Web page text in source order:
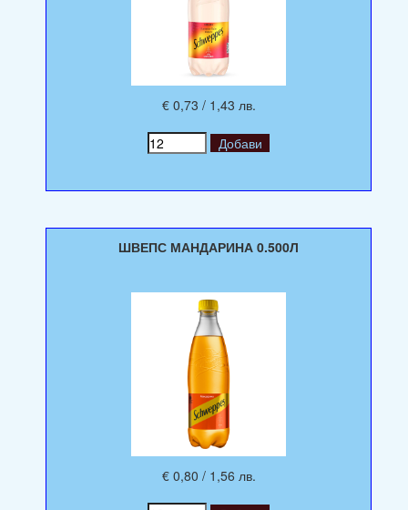
€ 0,73 / 1,43 лв.
ШВЕПС МАНДАРИНА 0.500Л
€ 0,80 / 1,56 лв.